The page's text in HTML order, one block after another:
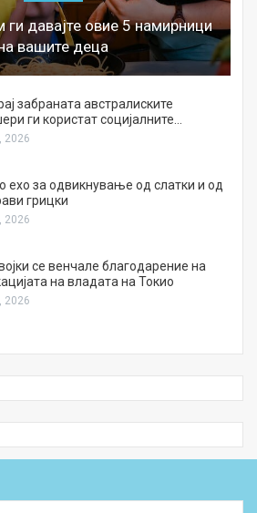
ги давајте овие 5 намирници
вашите деца
забраната австралиските
ги користат социјалните…
2026
ехо за одвикнување од слатки и од
грицки
2026
се венчале благодарение на
на владата на Токио
2026